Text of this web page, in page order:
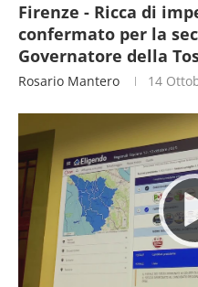
Firenze - Ricca di
confermato per la
Governatore della
Rosario Mantero 14
Player